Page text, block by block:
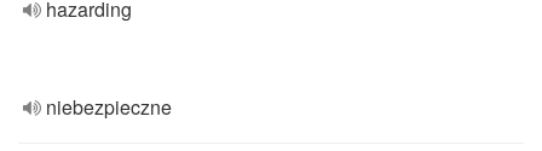
hazarding
niebezpieczne